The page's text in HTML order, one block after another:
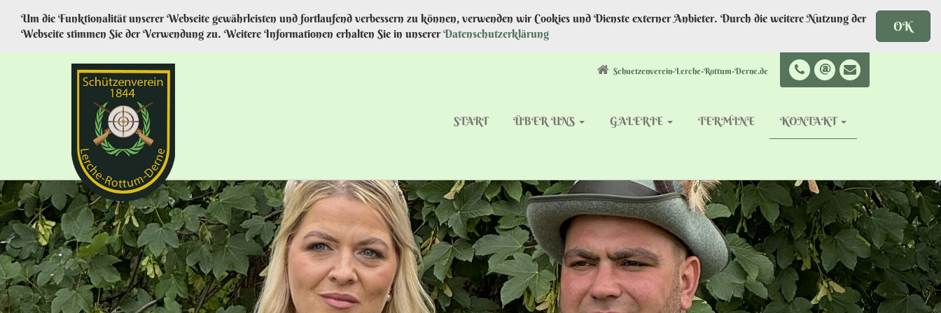
OK
Um die Funktionalität unserer Webseite gewährleisten und fortlaufend verbessern zu können, verwenden wir Cookies und Dienste externer Anbieter. Durch die weitere Nutzung der
Webseite stimmen Sie der Verwendung zu. Weitere Informationen erhalten Sie in unsererDatenschutzerklärung
START ÜBER UNS GALERIE TERMINE KONTAKT
Schuetzenverein-Lerche-Rottum-Derne.de